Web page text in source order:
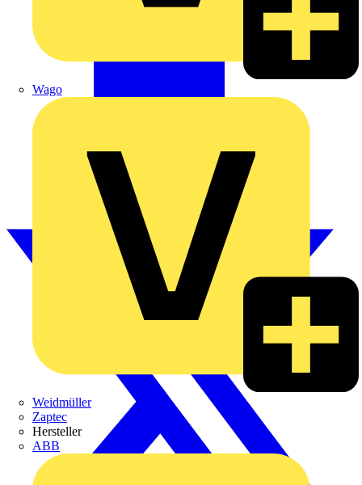
Wago
Weidmüller
Zaptec
Hersteller
ABB